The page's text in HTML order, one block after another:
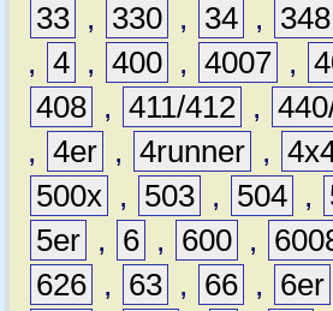
33 , 330 , 34 , 348
, 4 , 400 , 4007 ,
408 , 411/412 ,
, 4er , 4runner ,
500x , 503 , 504 ,
5er , 6 , 600 ,
626 , 63 , 66 , 6er